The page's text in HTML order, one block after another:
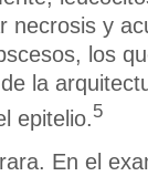
necrosis y
los
la
epitelio.5
En el